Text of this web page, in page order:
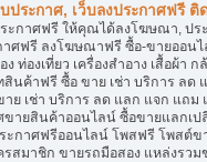
บประกาศ, เว็บลงประกาศฟรี
ระกาศฟรี ให้คุณได้ลงโฆษณา, ปร
าศฟรี ลงโฆษณาฟรี ซื้อ-ขายออน
ง ท่องเที่ยว เครื่องสำอาง เสื้อผ้
สินค้าฟรี ซื้อ ขาย เช่า บริการ ล
าย เช่า บริการ ลด แลก แจก แถ
ขายสินค้าออนไลน์ ซื้อขายแลกเ
ะกาศฟรีออนไลน์ โพสฟรี โพส
รสมาชิก ขายรถมือสอง แหล่งรว